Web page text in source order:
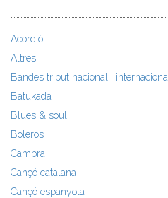
Acordió
Altres
Bandes tribut nacional i internacional
Batukada
Blues & soul
Boleros
Cambra
Cançó catalana
Cançó espanyola